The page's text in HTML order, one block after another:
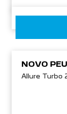
NOVO
Allure Turbo